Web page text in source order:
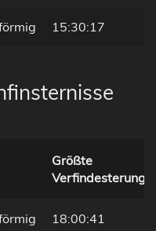
15:30:17
Größte
Verfindesterung
18:00:41